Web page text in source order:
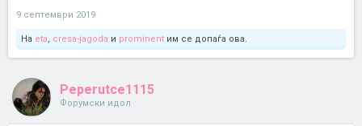
9 септември 2019
На eta, cresa-jagoda и prominent им се допаѓа ова.
Peperutce1115
Форумски идол